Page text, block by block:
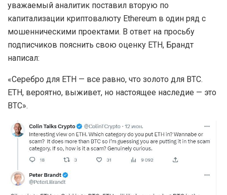
уважаемый аналитик поставил вторую по
капитализации криптовалюту Ethereum в один ряд с
мошенническими проектами. В ответ на просьбу
подписчиков пояснить свою оценку ETH, Брандт
написал:
«Серебро для ETH — все равно, что золото для BTC.
ETH, вероятно, выживет, но настоящее наследие — это
BTC».